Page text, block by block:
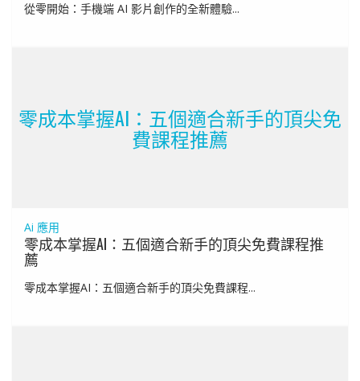
從零開始：手機端 AI 影片創作的全新體驗...
零成本掌握AI：五個適合新手的頂尖免
費課程推薦
Ai 應用
零成本掌握AI：五個適合新手的頂尖免費課程推
薦
零成本掌握AI：五個適合新手的頂尖免費課程...